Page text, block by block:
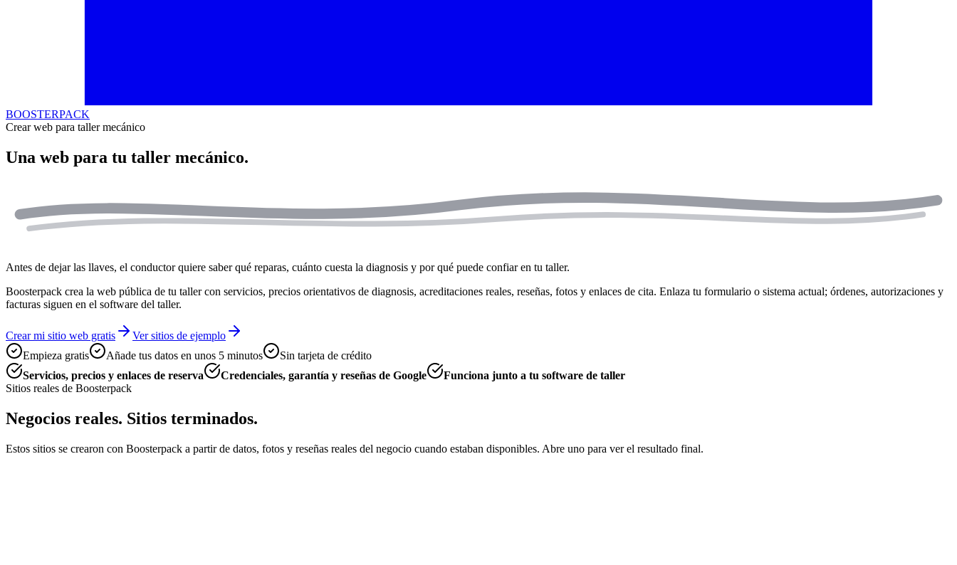
BOOSTERPACK
Crear web para taller mecánico
Una web para tu taller mecánico.
Antes de dejar las llaves, el conductor quiere saber qué reparas, cuánto cuesta la diagnosis y por qué puede confiar en tu taller.
Boosterpack crea la web pública de tu taller con servicios, precios orientativos de diagnosis, acreditaciones reales, reseñas, fotos y enlaces de cita. Enlaza tu formulario o sistema actual; órdenes, autorizaciones y
facturas siguen en el software del taller.
Crear mi sitio web gratis
Ver sitios de ejemplo
Empieza gratis
Añade tus datos en unos 5 minutos
Sin tarjeta de crédito
Servicios, precios y enlaces de reserva
Credenciales, garantía y reseñas de Google
Funciona junto a tu software de taller
Sitios reales de Boosterpack
Negocios reales. Sitios terminados.
Estos sitios se crearon con Boosterpack a partir de datos, fotos y reseñas reales del negocio cuando estaban disponibles. Abre uno para ver el resultado final.